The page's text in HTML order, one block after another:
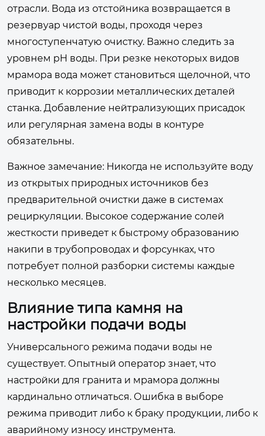
отрасли. Вода из отстойника возвращается в
резервуар чистой воды, проходя через
многоступенчатую очистку. Важно следить за
уровнем pH воды. При резке некоторых видов
мрамора вода может становиться щелочной, что
приводит к коррозии металлических деталей
станка. Добавление нейтрализующих присадок
или регулярная замена воды в контуре
обязательны.
Важное замечание: Никогда не используйте воду
из открытых природных источников без
предварительной очистки даже в системах
рециркуляции. Высокое содержание солей
жесткости приведет к быстрому образованию
накипи в трубопроводах и форсунках, что
потребует полной разборки системы каждые
несколько месяцев.
Влияние типа камня на
настройки подачи воды
Универсального режима подачи воды не
существует. Опытный оператор знает, что
настройки для гранита и мрамора должны
кардинально отличаться. Ошибка в выборе
режима приводит либо к браку продукции, либо к
аварийному износу инструмента.